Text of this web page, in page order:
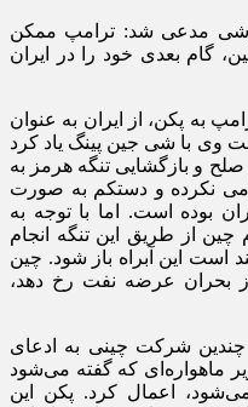
مدعی شد: ترامپ ممکن
گام بعدی خود را در ایران
به پکن، از ایران به عنوان
وی با شی جین پینگ یاد کرد
و بازگشایی تنگه هرمز به
نکرده و دستکم به صورت
بوده است. اما با توجه به
چین از طریق این تنگه انجام
این آبراه باز شود. چین
بحران عرضه نفت رخ دهد،
چندین شرکت چینی به ادعای
ماهواره‌ای که گفته می‌شود
اعمال کرد. پکن این